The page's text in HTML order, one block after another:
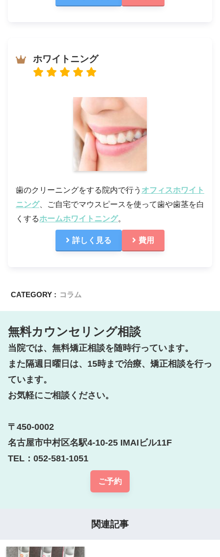
ホワイトニング
歯のクリーニングをする院内で行う オフィスホワイト
ニング、ご自宅でマウスピースを使って歯や歯茎を白
くするホームホワイトニング。
詳しく見る 費用
CATEGORY : コラム
無料カウンセリング相談
当院では、無料矯正相談を随時行っています。
また隔週日曜日は、15時まで治療、矯正相談を行っ
ています。
お気軽にご相談ください。
〒450-0002
名古屋市中村区名駅4-10-25 IMAIビル11F
TEL：052-581-1051
ご予約
関連記事